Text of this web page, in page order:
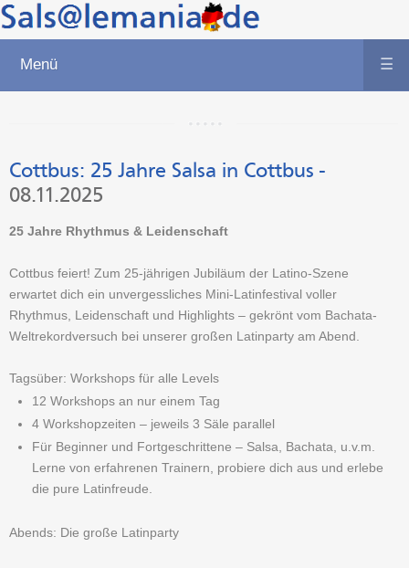
Menü ☰
Cottbus: 25 Jahre Salsa in Cottbus -
08.11.2025
25 Jahre Rhythmus & Leidenschaft
Cottbus feiert! Zum 25-jährigen Jubiläum der Latino-Szene
erwartet dich ein unvergessliches Mini-Latinfestival voller
Rhythmus, Leidenschaft und Highlights – gekrönt vom Bachata-
Weltrekordversuch bei unserer großen Latinparty am Abend.
Tagsüber: Workshops für alle Levels
12 Workshops an nur einem Tag
4 Workshopzeiten – jeweils 3 Säle parallel
Für Beginner und Fortgeschrittene – Salsa, Bachata, u.v.m.
Lerne von erfahrenen Trainern, probiere dich aus und erlebe
die pure Latinfreude.
Abends: Die große Latinparty